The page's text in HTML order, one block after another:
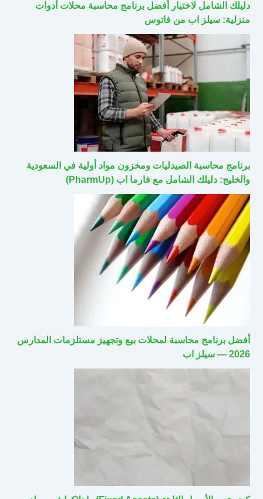
دليلك الشامل لاختيار أفضل برنامج محاسبة محلات أدوات
منزلية: سيلز اب من فاتوس
برنامج محاسبة الصيدليات ومخزون مواد أولية في السعودية
والخليج: دليلك الشامل مع فارما اب (PharmUp)
أفضل برنامج محاسبة لمحلات بيع وتجهيز مستلزمات المدارس
2026 — سيلز اب